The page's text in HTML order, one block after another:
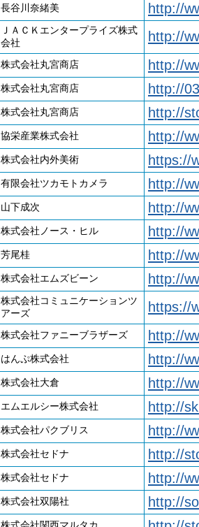
長谷川奈緒美 http://
ＪＡＣＫエンタープライズ株式
会社
http://
株式会社丸宮商店 http://
株式会社丸宮商店 http://
株式会社丸宮商店 http://
協栄産業株式会社 http://
株式会社内外美術 https://
有限会社ツカモトカメラ http://
山下成次 http://
株式会社ノース・ヒル http://
芳尾桂 http://
株式会社エムズビーン http://
株式会社コミュニケーションツ
アーズ
https://
株式会社ファニーブラザーズ http://
はんぷ株式会社 http://
株式会社大倉 http://
エムエルシー株式会社 http://
株式会社パクブリス http://
株式会社セドナ http://
株式会社セドナ http://
株式会社双陽社 http://